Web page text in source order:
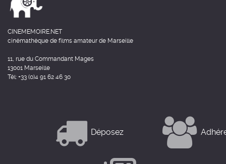
CINEMEMOIRE.NET
cinémathèque de films amateur de Marseille
11, rue du Commandant Mages
13001 Marseille
Tél: +33 (0)4 91 62 46 30
Déposez